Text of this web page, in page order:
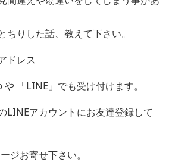
ちりした話、教えて下さい。
ドレス
や 「LINE 」でも受け付けます。
LINEアカウントにお友達登録して
ジお寄せ下さい。